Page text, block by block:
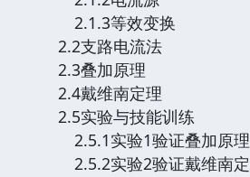
2.1.3等效变换
2.2支路电流法
2.3叠加原理
2.4戴维南定理
2.5实验与技能训练
2.5.1实验1验证叠加原理
2.5.2实验2验证戴维南